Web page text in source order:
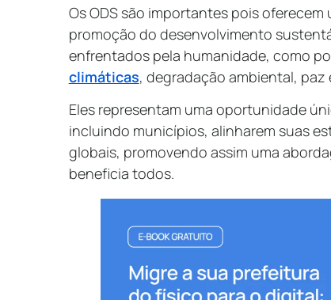
Os ODS são importantes pois
promoção do desenvolvimento
enfrentados pela humanidade, como
climáticas, degradação ambiental, paz
Eles representam uma oportunidade
incluindo municípios, alinharem suas
globais, promovendo assim uma
beneficia todos.